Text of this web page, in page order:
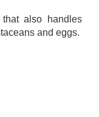
also handles
and eggs.